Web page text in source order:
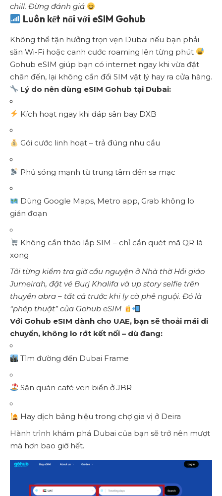
chill. Đừng đánh giá
Luôn kết nối với eSIM Gohub
Không thể tận hưởng trọn vẹn Dubai nếu bạn phải
săn Wi-Fi hoặc canh cước roaming lên từng phút
Gohub eSIM giúp bạn có internet ngay khi vừa đặt
chân đến, lại không cần đổi SIM vật lý hay ra cửa hàng.
Lý do nên dùng eSIM Gohub tại Dubai:
Kích hoạt ngay khi đáp sân bay DXB
Gói cước linh hoạt – trả đúng nhu cầu
Phủ sóng mạnh từ trung tâm đến sa mạc
Dùng Google Maps, Metro app, Grab không lo
gián đoạn
Không cần tháo lắp SIM – chỉ cần quét mã QR là
xong
Tôi từng kiểm tra giờ cầu nguyện ở Nhà thờ Hồi giáo
Jumeirah, đặt vé Burj Khalifa và up story selfie trên
thuyền abra – tất cả trước khi ly cà phê nguội. Đó là
“phép thuật” của Gohub eSIM
Với Gohub eSIM dành cho UAE, bạn sẽ thoải mái di
chuyển, không lo rớt kết nối – dù đang:
Tìm đường đến Dubai Frame
Săn quán café ven biển ở JBR
Hay dịch bảng hiệu trong chợ gia vị ở Deira
Hành trình khám phá Dubai của bạn sẽ trở nên mượt
mà hơn bao giờ hết.